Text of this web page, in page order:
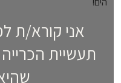
אני קורא/ת
תעשיית